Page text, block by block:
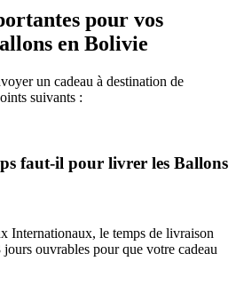
pour vos
en Bolivie
un cadeau à destination de
suivants :
faut-il pour livrer les Ballons
Internationaux, le temps de livraison
jours ouvrables pour que votre cadeau